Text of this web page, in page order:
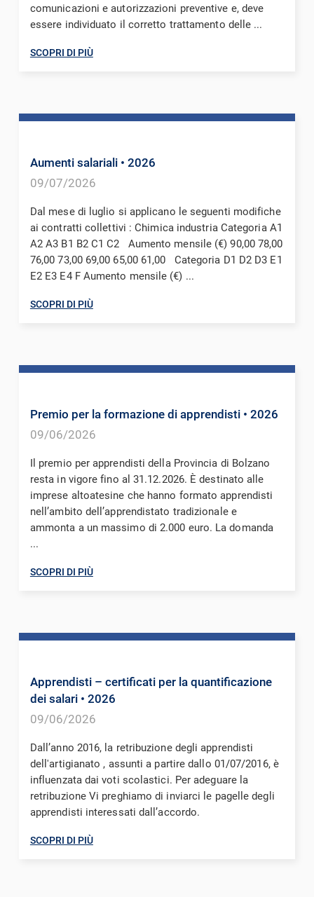
comunicazioni e autorizzazioni preventive e, deve
essere individuato il corretto trattamento delle ...
SCOPRI DI PIÙ
Aumenti salariali • 2026
09/07/2026
Dal mese di luglio si applicano le seguenti modifiche
ai contratti collettivi : Chimica industria Categoria A1
A2 A3 B1 B2 C1 C2 Aumento mensile (€) 90,00 78,00
76,00 73,00 69,00 65,00 61,00 Categoria D1 D2 D3 E1
E2 E3 E4 F Aumento mensile (€) ...
SCOPRI DI PIÙ
Premio per la formazione di apprendisti • 2026
09/06/2026
Il premio per apprendisti della Provincia di Bolzano
resta in vigore fino al 31.12.2026. È destinato alle
imprese altoatesine che hanno formato apprendisti
nell’ambito dell’apprendistato tradizionale e
ammonta a un massimo di 2.000 euro. La domanda
...
SCOPRI DI PIÙ
Apprendisti – certificati per la quantificazione
dei salari • 2026
09/06/2026
Dall’anno 2016, la retribuzione degli apprendisti
dell'artigianato , assunti a partire dallo 01/07/2016, è
influenzata dai voti scolastici. Per adeguare la
retribuzione Vi preghiamo di inviarci le pagelle degli
apprendisti interessati dall’accordo.
SCOPRI DI PIÙ